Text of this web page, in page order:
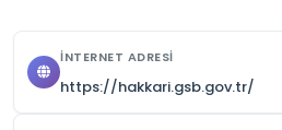
İNTERNET ADRESI
https://hakkari.gsb.gov.tr/